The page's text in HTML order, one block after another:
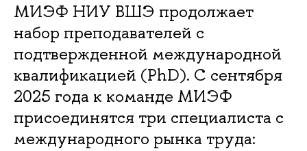
МИЭФ НИУ ВШЭ продолжает
набор преподавателей с
подтвержденной международной
квалификацией (PhD). С сентября
2025 года к команде МИЭФ
присоединятся три специалиста с
международного рынка труда: